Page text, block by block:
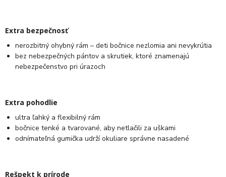
Extra bezpečnosť
nerozbitný ohybný rám – deti bočnice nezlomia ani nevykrútia
bez nebezpečných pántov a skrutiek, ktoré znamenajú
nebezpečenstvo pri úrazoch
Extra pohodlie
ultra ľahký a flexibilný rám
bočnice tenké a tvarované, aby netlačili za uškami
odnímateľná gumička udrží okuliare správne nasadené
Rešpekt k prírode